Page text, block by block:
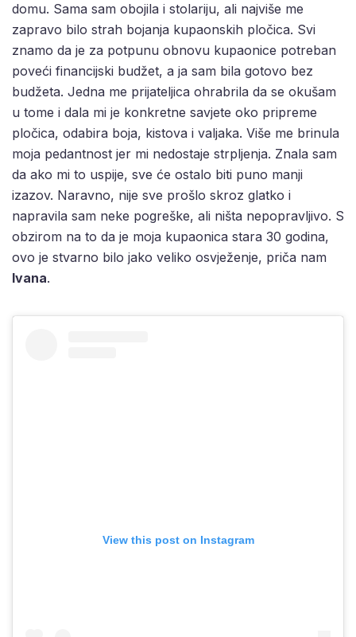
domu. Sama sam obojila i stolariju, ali najviše me
zapravo bilo strah bojanja kupaonskih pločica. Svi
znamo da je za potpunu obnovu kupaonice potreban
poveći financijski budžet, a ja sam bila gotovo bez
budžeta. Jedna me prijateljica ohrabrila da se okušam
u tome i dala mi je konkretne savjete oko pripreme
pločica, odabira boja, kistova i valjaka. Više me brinula
moja pedantnost jer mi nedostaje strpljenja. Znala sam
da ako mi to uspije, sve će ostalo biti puno manji
izazov. Naravno, nije sve prošlo skroz glatko i
napravila sam neke pogreške, ali ništa nepopravljivo. S
obzirom na to da je moja kupaonica stara 30 godina,
ovo je stvarno bilo jako veliko osvježenje, priča nam
Ivana.
View this post on Instagram